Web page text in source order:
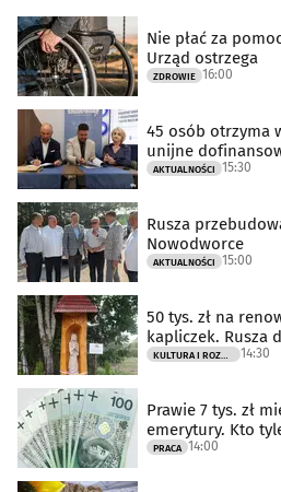
Nie płać za
Urząd ostrzega
ZDROWIE 16:00
45 osób otrzyma
unijne
AKTUALNOŚCI 15:30
Rusza
Nowodworce
AKTUALNOŚCI 15:00
50 tys. zł na
kapliczek. Rusza
KULTURA I ROZRYWKA 14:30
Prawie 7 tys. zł
emerytury. Kto
PRACA 14:00